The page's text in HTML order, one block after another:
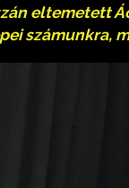
eltemetett
számunkra,